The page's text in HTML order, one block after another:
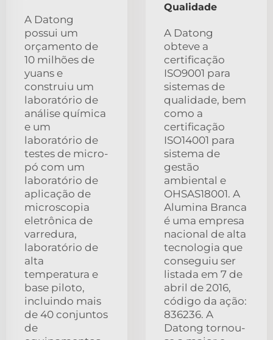
A Datong
possui um
orçamento de
10 milhões de
yuans e
construiu um
laboratório de
análise química
e um
laboratório de
testes de micro-
pó com um
laboratório de
aplicação de
microscopia
eletrônica de
varredura,
laboratório de
alta
temperatura e
base piloto,
incluindo mais
de 40 conjuntos
de
Qualidade
A Datong
obteve a
certificação
ISO9001 para
sistemas de
qualidade, bem
como a
certificação
ISO14001 para
sistema de
gestão
ambiental e
OHSAS18001. A
Alumina Branca
é uma empresa
nacional de alta
tecnologia que
conseguiu ser
listada em 7 de
abril de 2016,
código da ação:
836236. A
Datong tornou-